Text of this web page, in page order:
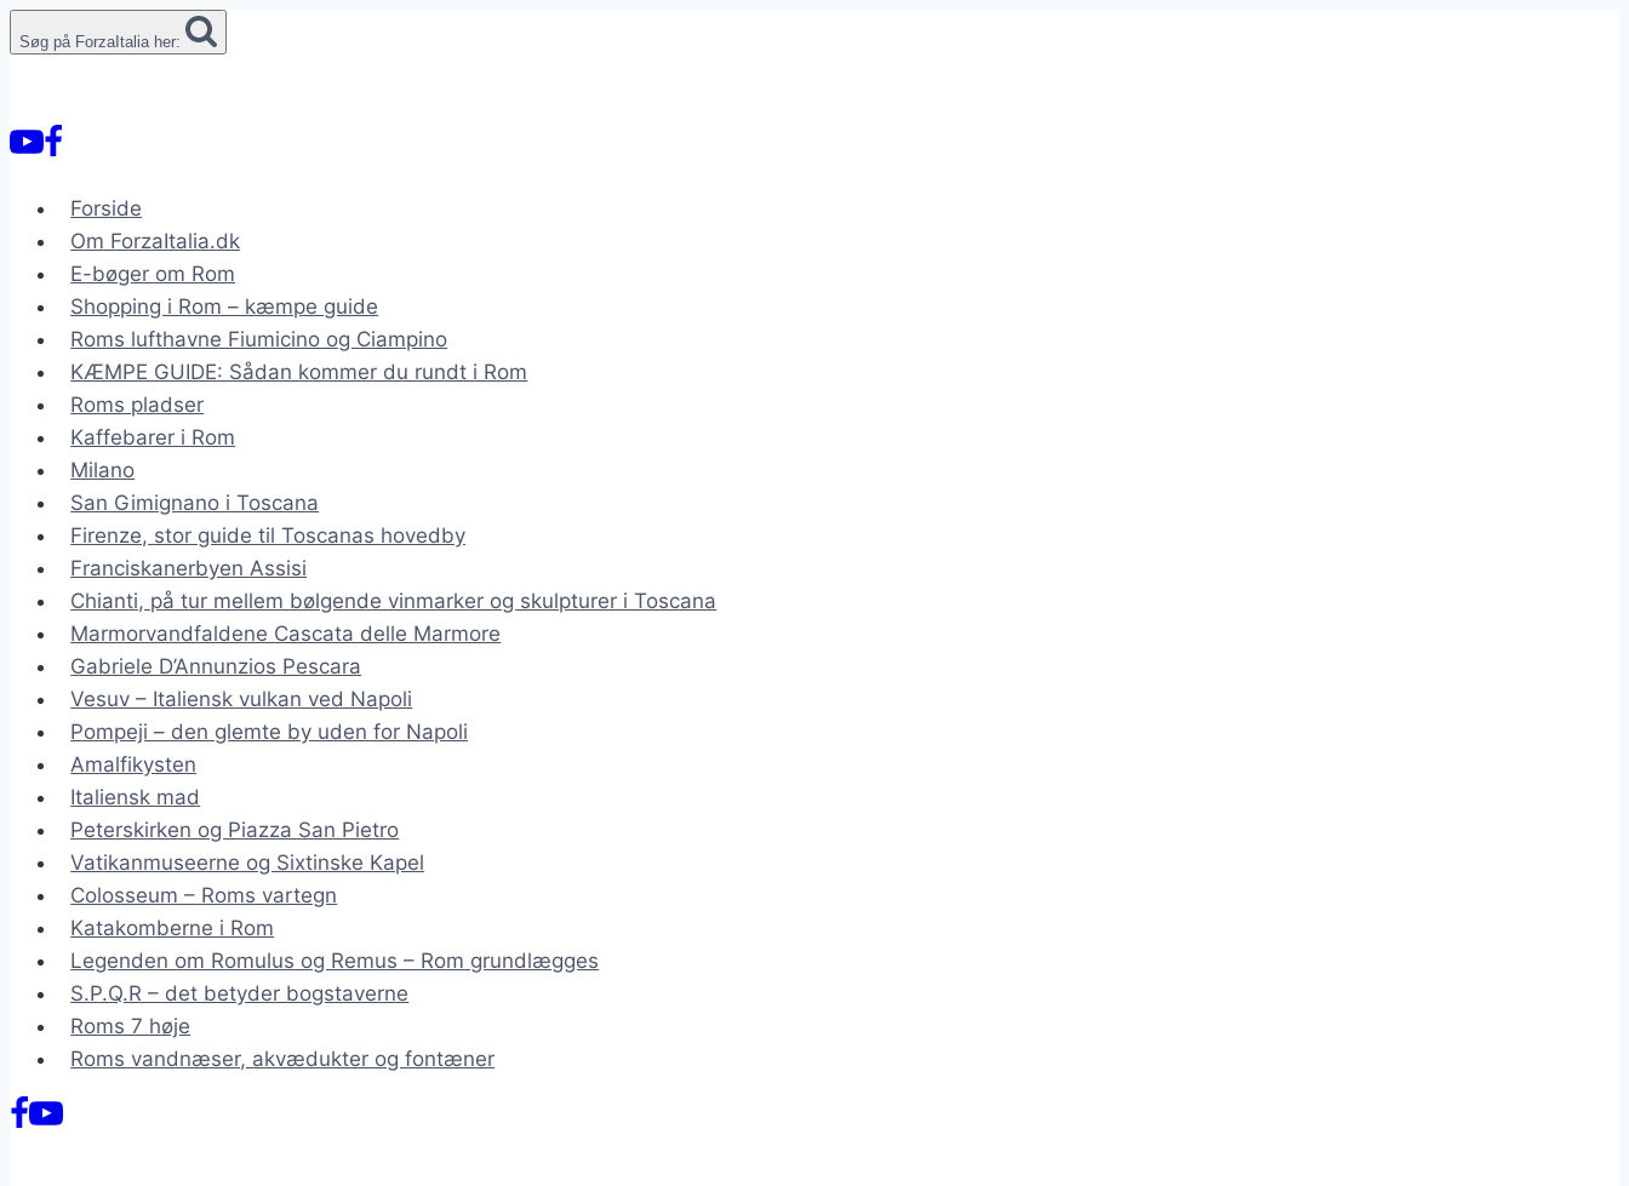
til
Søg på ForzaItalia her:
Forside
Om ForzaItalia.dk
E-bøger om Rom
Shopping i Rom – kæmpe guide
Roms lufthavne Fiumicino og Ciampino
KÆMPE GUIDE: Sådan kommer du rundt i Rom
Roms pladser
Kaffebarer i Rom
Milano
San Gimignano i Toscana
Firenze, stor guide til Toscanas hovedby
Franciskanerbyen Assisi
Chianti, på tur mellem bølgende vinmarker og skulpturer i Toscana
Marmorvandfaldene Cascata delle Marmore
Gabriele D’Annunzios Pescara
Vesuv – Italiensk vulkan ved Napoli
Pompeji – den glemte by uden for Napoli
Amalfikysten
Italiensk mad
Peterskirken og Piazza San Pietro
Vatikanmuseerne og Sixtinske Kapel
Colosseum – Roms vartegn
Katakomberne i Rom
Legenden om Romulus og Remus – Rom grundlægges
S.P.Q.R – det betyder bogstaverne
Roms 7 høje
Roms vandnæser, akvædukter og fontæner